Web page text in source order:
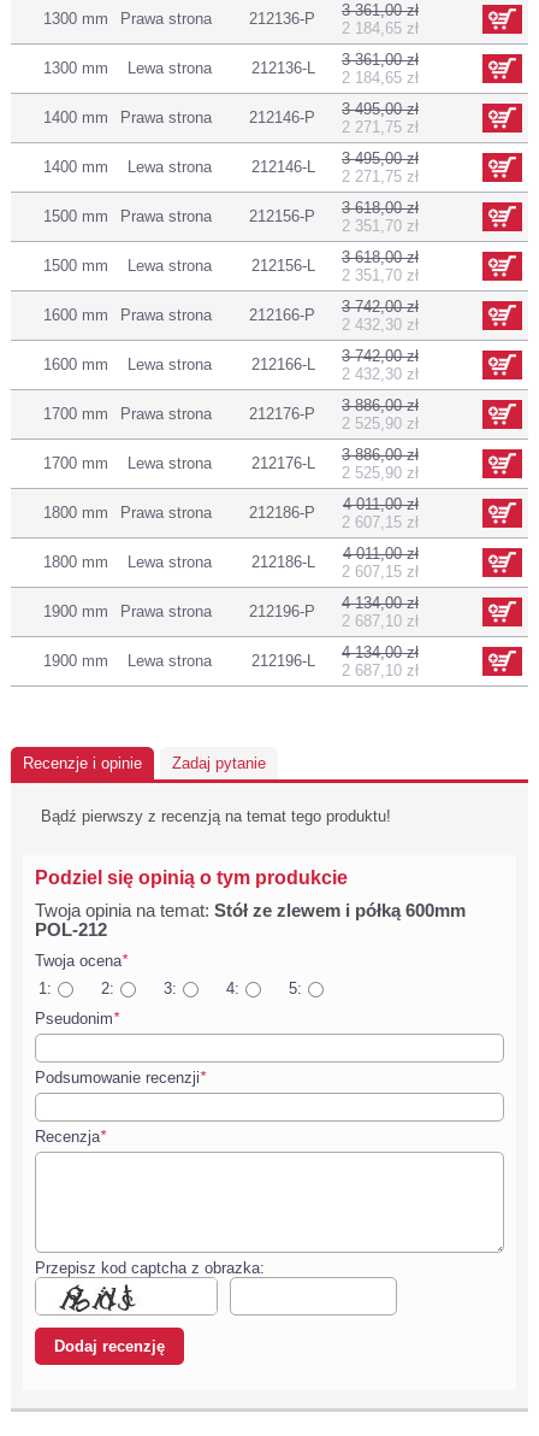
1300 mm Prawa strona 212136-P
3 361,00 zł
2 184,65 zł
1300 mm Lewa strona 212136-L
3 361,00 zł
2 184,65 zł
1400 mm Prawa strona 212146-P
3 495,00 zł
2 271,75 zł
1400 mm Lewa strona 212146-L
3 495,00 zł
2 271,75 zł
1500 mm Prawa strona 212156-P
3 618,00 zł
2 351,70 zł
1500 mm Lewa strona 212156-L
3 618,00 zł
2 351,70 zł
1600 mm Prawa strona 212166-P
3 742,00 zł
2 432,30 zł
1600 mm Lewa strona 212166-L
3 742,00 zł
2 432,30 zł
1700 mm Prawa strona 212176-P
3 886,00 zł
2 525,90 zł
1700 mm Lewa strona 212176-L
3 886,00 zł
2 525,90 zł
1800 mm Prawa strona 212186-P
4 011,00 zł
2 607,15 zł
1800 mm Lewa strona 212186-L
4 011,00 zł
2 607,15 zł
1900 mm Prawa strona 212196-P
4 134,00 zł
2 687,10 zł
1900 mm Lewa strona 212196-L
4 134,00 zł
2 687,10 zł
Recenzje i opinie Zadaj pytanie
Bądź pierwszy z recenzją na temat tego produktu!
Podziel się opinią o tym produkcie
Twoja opinia na temat: Stół ze zlewem i półką 600mm
POL-212
Twoja ocena*
1:
2: 3: 4:
5:
Pseudonim*
Podsumowanie recenzji*
Recenzja*
Przepisz kod captcha z obrazka: